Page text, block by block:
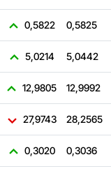
0,5822 0,5825
5,0214 5,0442
12,9805 12,9992
27,9743 28,2565
0,3020 0,3036